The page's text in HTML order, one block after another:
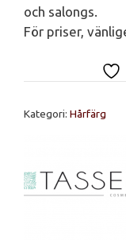
och salongs.
För priser,
Kategori: Hårfärg